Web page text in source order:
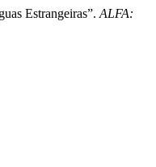
Estrangeiras”. ALFA: